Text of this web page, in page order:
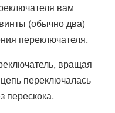
вам
(обычно два)
переключателя.
вращая
переключалась
перескока.